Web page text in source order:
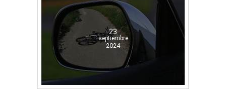
23
septiembre
2024